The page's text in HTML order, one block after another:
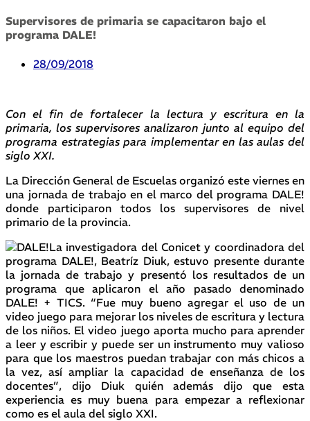
Supervisores de primaria se capacitaron bajo el
programa DALE!
28/09/2018
Con el fin de fortalecer la lectura y escritura en la
primaria, los supervisores analizaron junto al equipo del
programa estrategias para implementar en las aulas del
siglo XXI.
La Dirección General de Escuelas organizó este viernes en
una jornada de trabajo en el marco del programa DALE!
donde participaron todos los supervisores de nivel
primario de la provincia.
La investigadora del Conicet y coordinadora del
programa DALE!, Beatríz Diuk, estuvo presente durante
la jornada de trabajo y presentó los resultados de un
programa que aplicaron el año pasado denominado
DALE! + TICS. “Fue muy bueno agregar el uso de un
video juego para mejorar los niveles de escritura y lectura
de los niños. El video juego aporta mucho para aprender
a leer y escribir y puede ser un instrumento muy valioso
para que los maestros puedan trabajar con más chicos a
la vez, así ampliar la capacidad de enseñanza de los
docentes”, dijo Diuk quién además dijo que esta
experiencia es muy buena para empezar a reflexionar
como es el aula del siglo XXI.